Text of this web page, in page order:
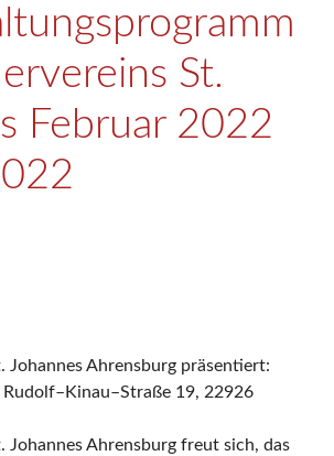
St.
Februar 2022
Johannes Ahrensburg präsentiert:
Rudolf– Kinau–Straße 19, 22926
Johannes Ahrensburg freut sich, das